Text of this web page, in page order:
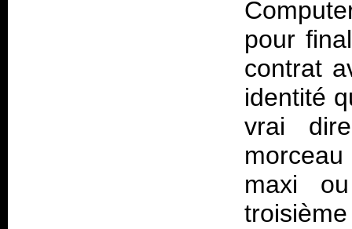
pour
contrat
identité
vrai
maxi